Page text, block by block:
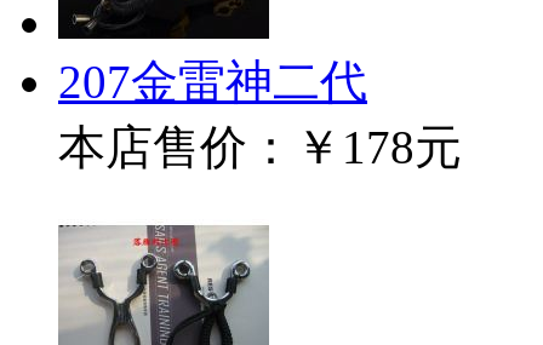
207金雷神二代
本店售价：
￥178元